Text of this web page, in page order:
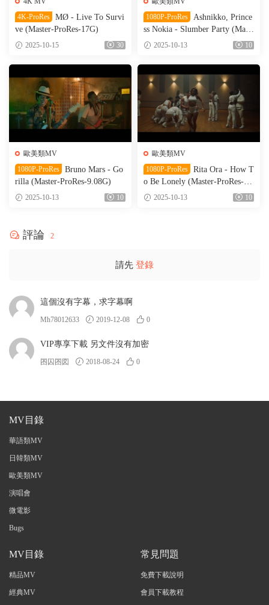
4K-ProRes
MØ - Live To Survi
ve (Master-ProRes-17G)
2025-10-15 30
1080P-ProRes
Ashnikko, Prince
ss Nokia - Slumber Party (Mast
er-ProRes-6.27G)
2025-10-13 10
歐美類MV
1080P-ProRes
Bruno Mars - Go
rilla (Master-ProRes-9.08G)
2025-10-13 10
歐美類MV
1080P-ProRes
Rita Ora - How T
o Be Lonely (Master-ProRes-A
AC-3.79G)
2025-10-13 10
評論 2
請先 登錄
這個沒有字幕，求字幕啊
Mh78012633 2019-12-08 0
VIP專享下載 另文件沒有加密
囨囚囨図 2018-08-24 0
MV目錄
華語類MV
日韓類MV
歐美類MV
演唱會
微電影
Bugs
MV目錄
精品MV
經典MV
常見問題
免費下載說明
會員下載教程